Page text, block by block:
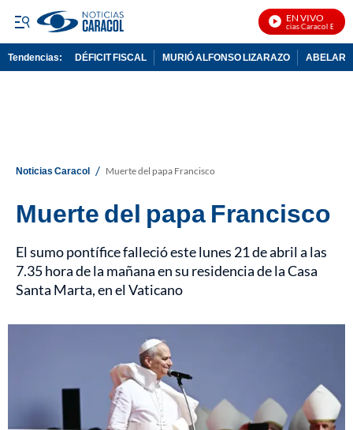
EN VIVO
Noticias Caracol En Vivo
Tendencias: DÉFICIT FISCAL MURIÓ ALFONSO LIZARAZO
Noticias Caracol / Muerte del papa Francisco
Muerte del papa Francisco
El sumo pontífice falleció este lunes 21 de abril a las
7.35 hora de la mañana en su residencia de la Casa
Santa Marta, en el Vaticano